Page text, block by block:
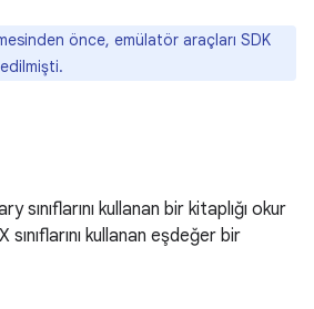
önce, emülatör araçları SDK
sınıflarını kullanan bir kitaplığı okur
kullanan eşdeğer bir